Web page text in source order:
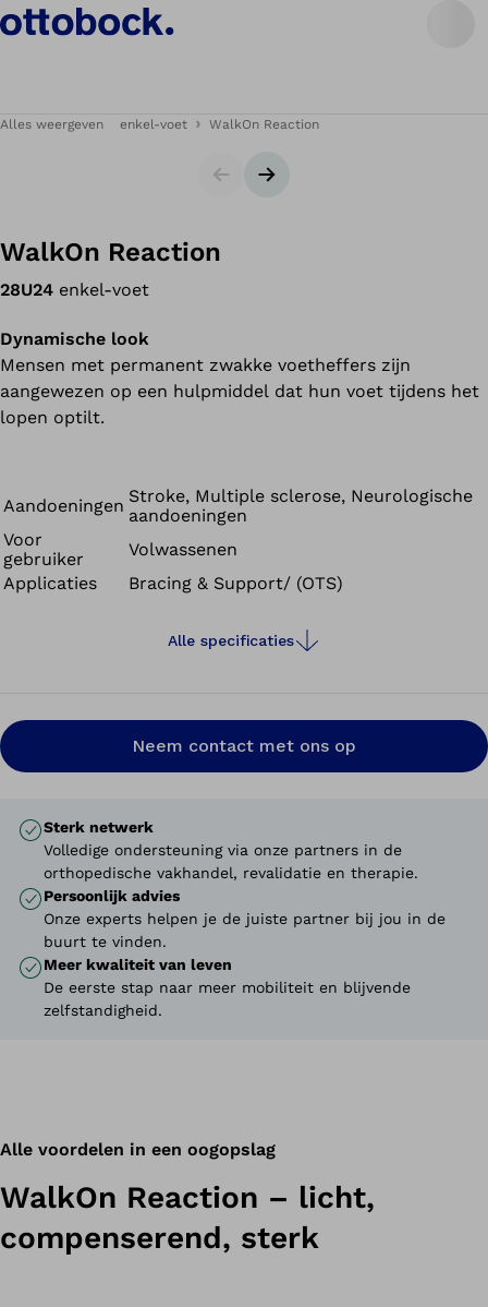
Alles weergeven enkel-voet WalkOn Reaction
SlidesVolgende slide
WalkOn Reaction
28U24 enkel-voet
Dynamische look
Mensen met permanent zwakke voetheffers zijn
aangewezen op een hulpmiddel dat hun voet tijdens het
lopen optilt.
Aandoeningen Stroke, Multiple sclerose, Neurologische
aandoeningen
Voor
gebruiker
Volwassenen
Applicaties
Bracing & Support/ (OTS)
Alle specificaties
Neem contact met ons op
Sterk netwerk
Volledige ondersteuning via onze partners in de
orthopedische vakhandel, revalidatie en therapie.
Persoonlijk advies
Onze experts helpen je de juiste partner bij jou in de
buurt te vinden.
Meer kwaliteit van leven
De eerste stap naar meer mobiliteit en blijvende
zelfstandigheid.
Alle voordelen in een oogopslag
WalkOn Reaction – licht,
compenserend, sterk